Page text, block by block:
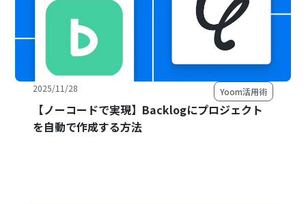
2025/11/28 Yoom活用術
【ノーコードで実現】Backlogにプロジェクト
を自動で作成する方法